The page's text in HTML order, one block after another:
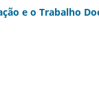
e o Trabalho